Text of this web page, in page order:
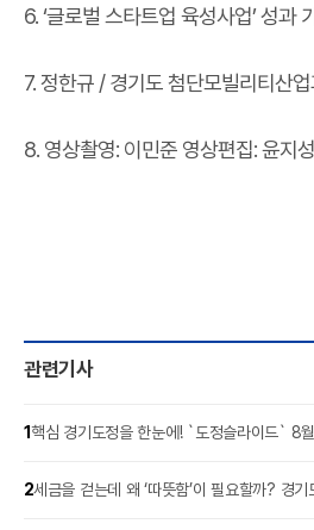
6. ‘글로벌 스타트업 육성사업’ 성과
7. 정한규 / 경기도 첨단모빌리티산
8. 영상촬영: 이민준 영상편집: 윤지
관련기사
1핵심 경기도정을 한눈에! `도정슬라이드` 8
2세금을 걷는데 왜 ‘따뜻함’이 필요할까? 경기